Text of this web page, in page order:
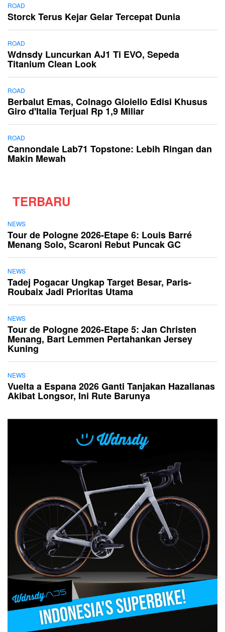
ROAD
Storck Terus Kejar Gelar Tercepat Dunia
ROAD
Wdnsdy Luncurkan AJ1 Ti EVO, Sepeda
Titanium Clean Look
ROAD
Berbalut Emas, Colnago Gioiello Edisi Khusus
Giro d'Italia Terjual Rp 1,9 Miliar
ROAD
Cannondale Lab71 Topstone: Lebih Ringan dan
Makin Mewah
TERBARU
NEWS
Tour de Pologne 2026-Etape 6: Louis Barré
Menang Solo, Scaroni Rebut Puncak GC
NEWS
Tadej Pogacar Ungkap Target Besar, Paris-
Roubaix Jadi Prioritas Utama
NEWS
Tour de Pologne 2026-Etape 5: Jan Christen
Menang, Bart Lemmen Pertahankan Jersey
Kuning
NEWS
Vuelta a Espana 2026 Ganti Tanjakan Hazallanas
Akibat Longsor, Ini Rute Barunya